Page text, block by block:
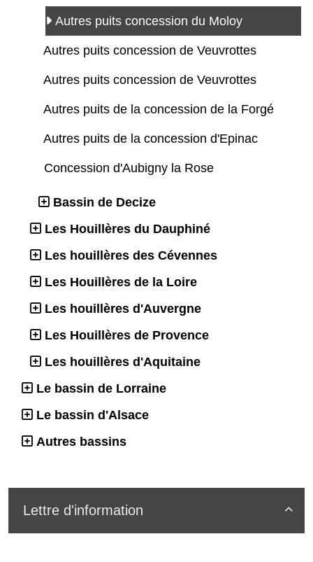
Autres puits concession du Moloy
Autres puits concession de Veuvrottes
Autres puits concession de Veuvrottes
Autres puits de la concession de la Forgé
Autres puits de la concession d'Epinac
Concession d'Aubigny la Rose
Bassin de Decize
Les Houillères du Dauphiné
Les houillères des Cévennes
Les Houillères de la Loire
Les houillères d'Auvergne
Les Houillères de Provence
Les houillères d'Aquitaine
Le bassin de Lorraine
Le bassin d'Alsace
Autres bassins

Lettre d'information